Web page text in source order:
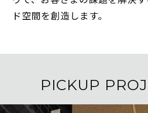
ド空間を創造します。
PICKUP